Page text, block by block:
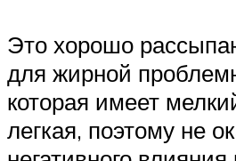
Это хорошо
для жирной
которая имеет
легкая, поэтому не